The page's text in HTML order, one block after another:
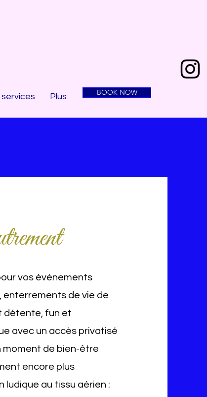
services Plus BOOK NOW
vos événements
enterrements de vie de
détente, fun et
avec un accès privatisé
moment de bien-être
encore plus
ludique au tissu aérien :